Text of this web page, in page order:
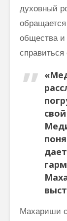
духовный
общества и
Махариши